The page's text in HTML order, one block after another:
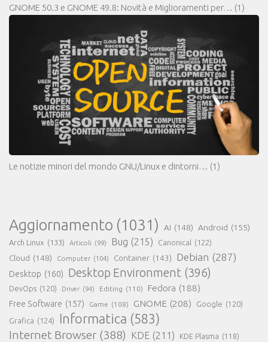
GNOME 50.3 e GNOME 49.8: Novità e Miglioramenti per… (1)
Le notizie minori del mondo GNU/Linux e dintorni… (1)
Aggiornamento (1031) AI (148) Android (155)
Arch Linux (133) Articoli (99) Bug (215) Canonical (122)
Cloud (148) Computer (104) Container (143) Debian (287)
Desktop (160) Desktop Environment (396)
DevOps (120) Driver (94) Editing (110) Fedora (188)
Free Software (157) Game (108) GNOME (208) Google (120)
Grafica (124) Informatica (583)
Internet Browser (388) KDE (211) KDE Plasma (118)